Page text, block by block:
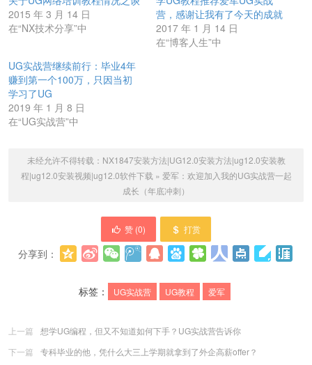
2015 年 3 月 14 日
在“NX技术分享”中
营，感谢让我有了今天的成就
2017 年 1 月 14 日
在“博客人生”中
UG实战营继续前行：毕业4年
赚到第一个100万，只因当初
学习了UG
2019 年 1 月 8 日
在“UG实战营”中
未经允许不得转载： NX1847安装方法|UG12.0安装方法|ug12.0安装教
程|ug12.0安装视频|ug12.0软件下载 » 爱军：欢迎加入我的UG实战营一起
成长（年底冲刺）
赞 (0) 打赏
分享到：
标签：
UG实战营 UG教程 爱军
上一篇
想学UG编程，但又不知道如何下手？UG实战营告诉你
下一篇
专科毕业的他，凭什么大三上学期就拿到了外企高薪offer？